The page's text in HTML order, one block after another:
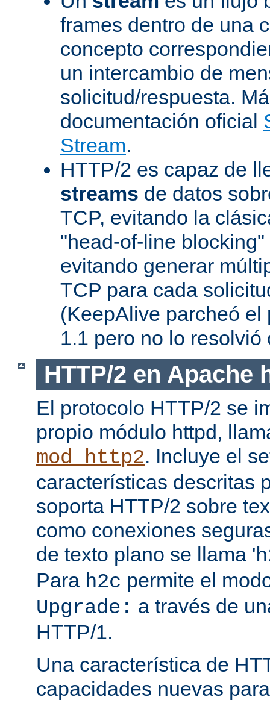
frames dentro de una
concepto
un intercambio de
solicitud/respuesta.
documentación oficial
Stream.
HTTP/2 es capaz de
streams de datos
TCP, evitando la
"head-of-line
evitando generar
TCP para cada
(KeepAlive parcheó el
1.1 pero no lo resolvió
HTTP/2 en Apache
El protocolo HTTP/2 se
propio módulo httpd,
mod_http2. Incluye el
características descritas
soporta HTTP/2 sobre
como conexiones
de texto plano se llama '
Para h2c permite el
Upgrade: a través de
HTTP/1.
Una característica de
capacidades nuevas